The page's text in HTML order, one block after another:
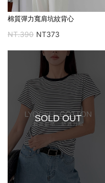
棉質彈力寬肩坑紋背心
NT.390 NT373
SOLD OUT